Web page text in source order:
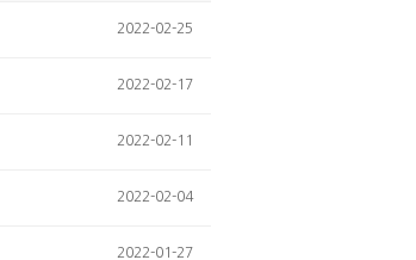
2022-02-25
2022-02-17
2022-02-11
2022-02-04
2022-01-27